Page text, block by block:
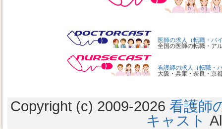
医師の求人（転職・バ
全国の医師の転職・ア
看護師の求人（転職・
大阪・兵庫・奈良・京
Copyright (c) 2009-2026 看護師
キャスト